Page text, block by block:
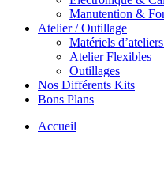
Manutention &
Atelier / Outillage
Matériels
Atelier Flexibles
Outillages
Nos Différents Kits
Bons Plans
Accueil